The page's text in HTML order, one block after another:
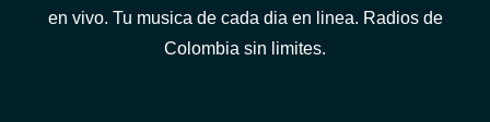
en vivo. Tu musica de cada dia en linea. Radios de
Colombia sin limites.